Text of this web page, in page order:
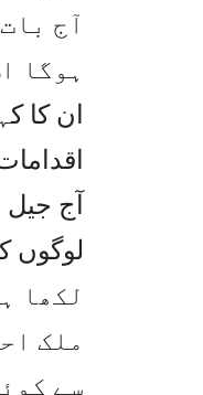
آج
ہوگا
ان کا
آج
لکھا
ملک
سے